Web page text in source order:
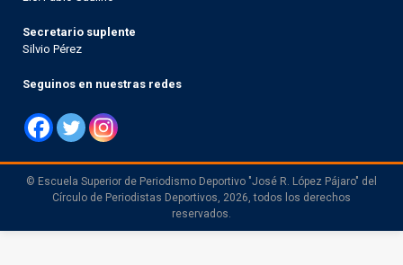
Secretario suplente
Silvio Pérez
Seguinos en nuestras redes
© Escuela Superior de Periodismo Deportivo "José R. López Pájaro" del
Círculo de Periodistas Deportivos, 2026, todos los derechos
reservados.